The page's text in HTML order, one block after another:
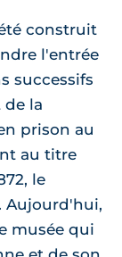
construit
l'entrée
successifs
la
prison au
au titre
le
Aujourd'hui,
musée qui